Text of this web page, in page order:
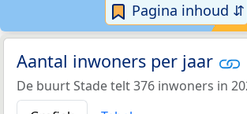
Pagina inhoud ⇵
Aantal inwoners per jaar
De buurt Stade telt 376 inwoners in